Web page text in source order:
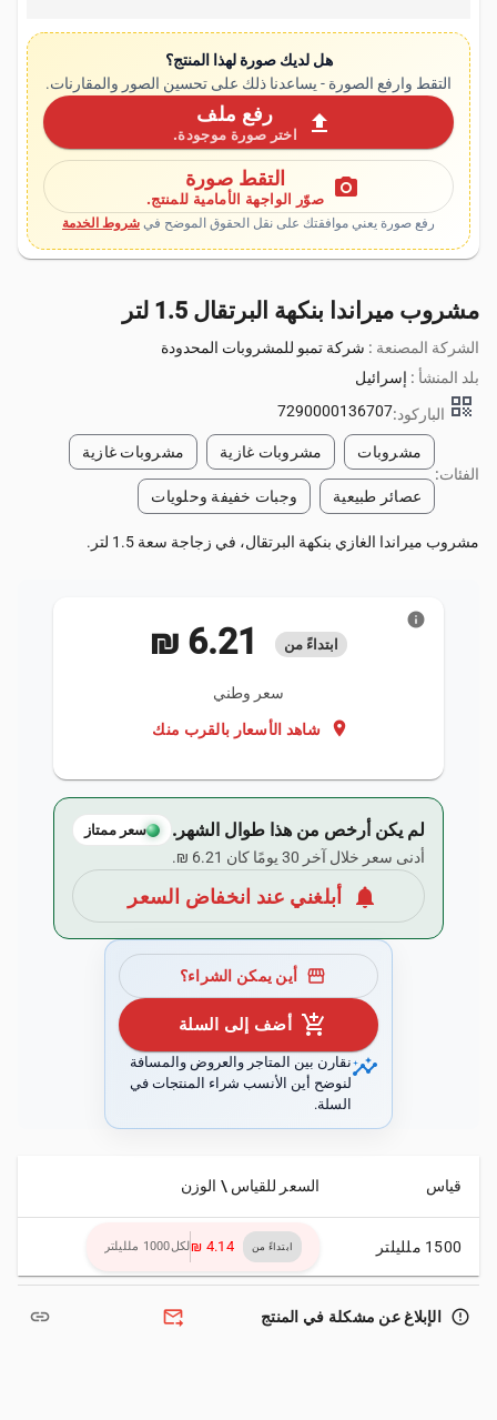
هل لديك صورة لهذا المنتج؟
التقط وارفع الصورة - يساعدنا ذلك على تحسين الصور والمقارنات.
upload رفع ملف
اختر صورة موجودة.
photo_camera التقط صورة
صوّر الواجهة الأمامية للمنتج.
رفع صورة يعني موافقتك على نقل الحقوق الموضح في شروط الخدمة
مشروب ميراندا بنكهة البرتقال 1.5 لتر
الشركة المصنعة : شركة تمبو للمشروبات المحدودة
بلد المنشأ : إسرائيل
qr_code الباركود:7290000136707
الفئات:
مشروبات مشروبات غازية مشروبات غازية
عصائر طبيعية وجبات خفيفة وحلويات
مشروب ميراندا الغازي بنكهة البرتقال، في زجاجة سعة 1.5 لتر.
ابتداءً من
سعر وطني
location_on شاهد الأسعار بالقرب منك
info
لم يكن أرخص من هذا طوال الشهر. سعر ممتاز
أدنى سعر خلال آخر 30 يومًا كان ‏6.21 ₪.
notifications أبلغني عند انخفاض السعر
storefront أين يمكن الشراء؟
add_shopping_cart أضف إلى السلة
insightsنقارن بين المتاجر والعروض والمسافة
لنوضح أين الأنسب شراء المنتجات في
السلة.
قياس السعر للقياس \ الوزن
1500 ملليلتر ابتداءً من ‏4.14 ₪ لكل1000 ملليلتر
error_outline الإبلاغ عن مشكلة في المنتج forward_to_inbox
link